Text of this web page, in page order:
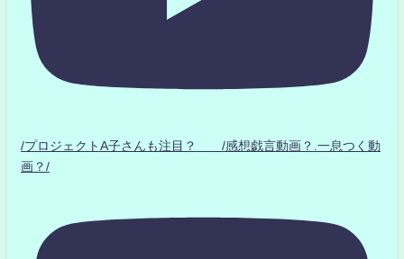
/プロジェクトA子さんも注目？ /感想戯言動画？.一息つく動
画？/